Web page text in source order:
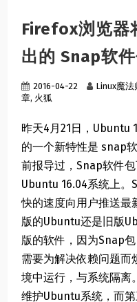
Firefox浏览器
出的 Snap软
2016-04-22 Linux魔法
章, 火狐
昨天4月21日，Ubuntu
的一个新特性是 snap
前报导过，Snap软件
Ubuntu 16.04系统上。
快的速度向用户推送最
版的Ubuntu还是旧版
版的软件，因为Snap
需要为解决依赖问题
境中运行，与系统隔
维护Ubuntu系统，而